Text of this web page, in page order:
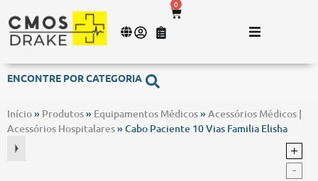
0
ENCONTRE POR CATEGORIA
Início» Produtos» Equipamentos Médicos» Acessórios Médicos |
Acessórios Hospitalares» Cabo Paciente 10 Vias Familia Elisha